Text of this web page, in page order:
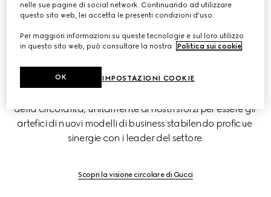
abbiamo sviluppato una strategia di circolarità a 360
gradi con l'obiettivo di eliminare gli sprechi e
l'inquinamento dal nostro processo di design e allo
stesso tempo migliorare la durata, il recupero, il riutilizzo, il
riciclo  e la seconda vita di prodotti e materiali. L'adozione
di best practice e i programmi interni, come Gucci-Up e
della circolarità, unitamente ai nostri sforzi per essere gli
artefici di nuovi modelli di business stabilendo proficue
sinergie con i leader del settore.
Scopri la visione circolare di Gucci
nelle sue pagine di social network. Continuando ad utilizzare
questo sito web, lei accetta le presenti condizioni d'uso.
Per maggiori informazioni su queste tecnologie e sul loro utilizzo
in questo sito web, può consultare la nostra
Politica sui cookie.
IMPOSTAZIONI COOKIE
OK